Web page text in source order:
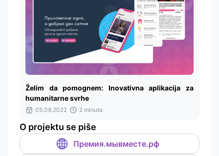
Želim da pomognem: Inovativna aplikacija za
humanitarne svrhe
05.09.2022 2 minuta
O projektu se piše
Премия.мывместе.рф